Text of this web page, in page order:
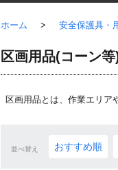
ホーム > 安全保護具・
区画用品(コーン等
区画用品とは、作業エリア
並べ替え おすすめ順